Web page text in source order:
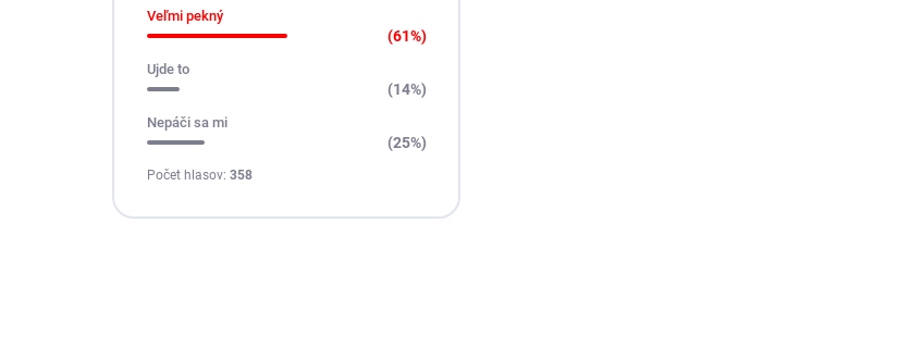
Veľmi pekný
(61%)
Ujde to
(14%)
Nepáči sa mi
(25%)
Počet hlasov: 358